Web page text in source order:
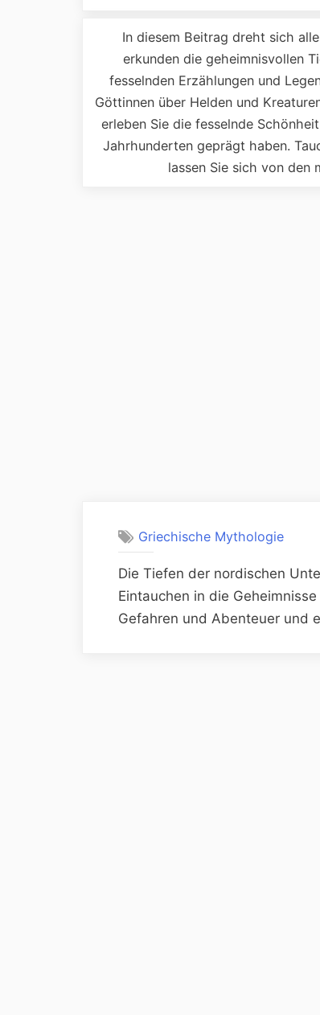
In diesem Beitrag dreht sich
erkunden die geheimnisvollen
fesselnden Erzählungen und
Göttinnen über Helden und
erleben Sie die fesselnde
Jahrhunderten geprägt haben.
lassen Sie sich von den
Griechische Mythologie
Die Tiefen der nordischen
Eintauchen in die
Gefahren und Abenteuer und